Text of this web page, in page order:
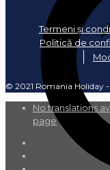
Termeni și
Politică de
© 2021 Romania Holiday
No translations
page